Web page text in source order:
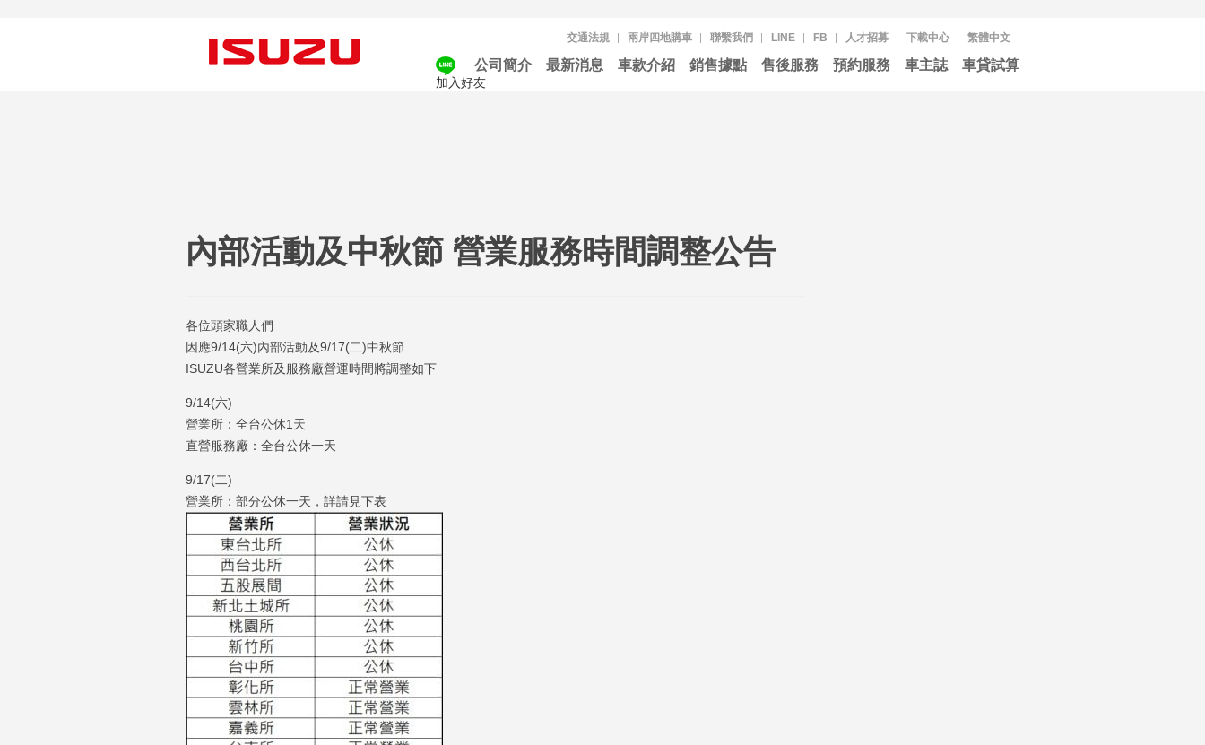
交通法規 兩岸四地購車 聯繫我們 LINE FB 人才招募 下載中心 繁體中文
公司簡介 最新消息 車款介紹 銷售據點 售後服務 預約服務 車主誌 車貸試算
加入好友
內部活動及中秋節 營業服務時間調整公告
各位頭家職人們
因應9/14(六)內部活動及9/17(二)中秋節
ISUZU各營業所及服務廠營運時間將調整如下
9/14(六)
營業所：全台公休1天
直營服務廠：全台公休一天
9/17(二)
營業所：部分公休一天，詳請見下表